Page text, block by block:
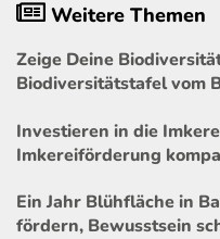
Weitere Themen
Zeige Deine
Biodiversitätstafel vom
Investieren in die
Imkereiförderung
Ein Jahr Blühfläche in
fördern, Bewusstsein